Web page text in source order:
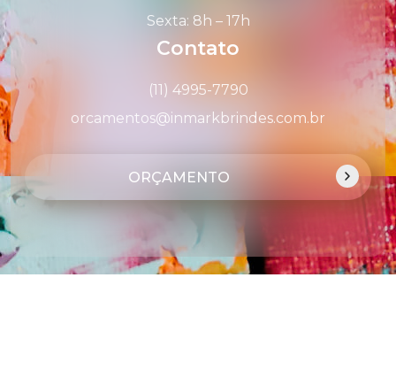
Sexta: 8h – 17h
Contato
(11) 4995-7790
orcamentos@inmarkbrindes.com.br
ORÇAMENTO